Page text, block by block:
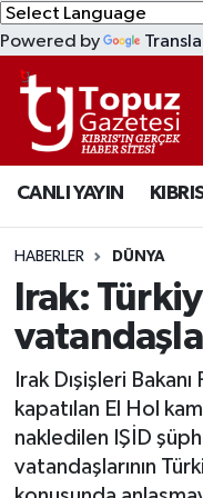
Powered by
CANLI YAYIN
HABERLER DÜNYA
Irak:
Irak Dışişleri
kapatılan El Hol
nakledilen IŞİD
vatandaşlarının
KIBRIS
DÜNYA
EKONOMİ
MAGAZİN
SAĞLIK
SPOR
TEKNOLOJİ
TÜRKİYE
Lefkoşa
Lefkoşa Hava
Lefkoşa Trafik
Süper Lig Puan
Tüm Manşetler
Son Dakika
Haber Arşivi